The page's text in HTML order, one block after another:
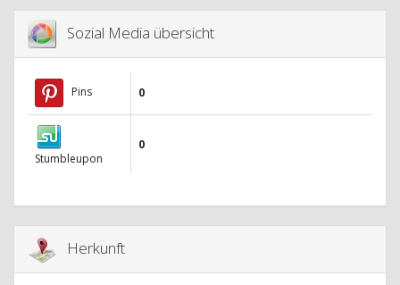
Sozial Media übersicht
Pins 0
Stumbleupon
0
Herkunft